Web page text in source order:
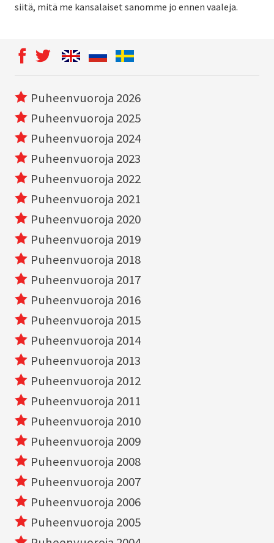
siitä, mitä me kansalaiset sanomme jo ennen vaaleja.
Puheenvuoroja 2026
Puheenvuoroja 2025
Puheenvuoroja 2024
Puheenvuoroja 2023
Puheenvuoroja 2022
Puheenvuoroja 2021
Puheenvuoroja 2020
Puheenvuoroja 2019
Puheenvuoroja 2018
Puheenvuoroja 2017
Puheenvuoroja 2016
Puheenvuoroja 2015
Puheenvuoroja 2014
Puheenvuoroja 2013
Puheenvuoroja 2012
Puheenvuoroja 2011
Puheenvuoroja 2010
Puheenvuoroja 2009
Puheenvuoroja 2008
Puheenvuoroja 2007
Puheenvuoroja 2006
Puheenvuoroja 2005